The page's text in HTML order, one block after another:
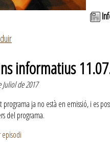
informatius
de 2017
programa ja no està en emissió, i es
del programa.